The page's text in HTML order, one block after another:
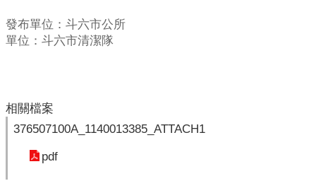
服
務
圾
車
發布單位：斗六市公所
單位：斗六市清潔隊
相關檔案
376507100A_1140013385_ATTACH1
pdf